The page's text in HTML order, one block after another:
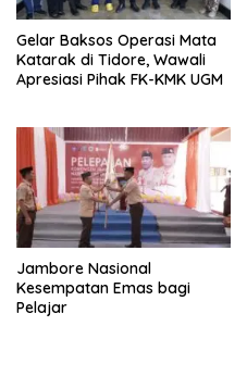
Gelar Baksos Operasi Mata
Katarak di Tidore, Wawali
Apresiasi Pihak FK-KMK UGM
Jambore Nasional
Kesempatan Emas bagi
Pelajar